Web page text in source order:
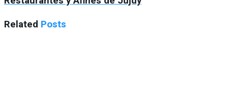
Related Posts